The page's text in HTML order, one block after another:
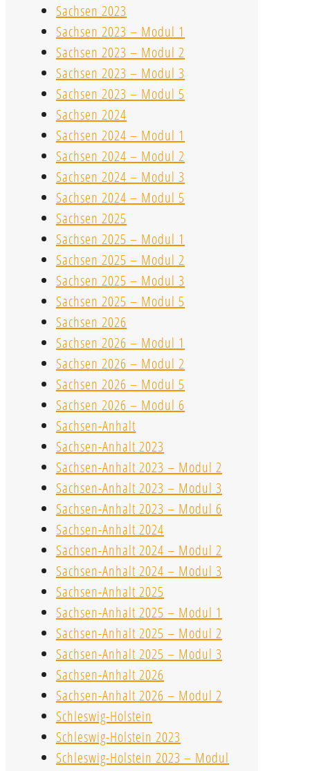
Sachsen 2023
Sachsen 2023 – Modul 1
Sachsen 2023 – Modul 2
Sachsen 2023 – Modul 3
Sachsen 2023 – Modul 5
Sachsen 2024
Sachsen 2024 – Modul 1
Sachsen 2024 – Modul 2
Sachsen 2024 – Modul 3
Sachsen 2024 – Modul 5
Sachsen 2025
Sachsen 2025 – Modul 1
Sachsen 2025 – Modul 2
Sachsen 2025 – Modul 3
Sachsen 2025 – Modul 5
Sachsen 2026
Sachsen 2026 – Modul 1
Sachsen 2026 – Modul 2
Sachsen 2026 – Modul 5
Sachsen 2026 – Modul 6
Sachsen-Anhalt
Sachsen-Anhalt 2023
Sachsen-Anhalt 2023 – Modul 2
Sachsen-Anhalt 2023 – Modul 3
Sachsen-Anhalt 2023 – Modul 6
Sachsen-Anhalt 2024
Sachsen-Anhalt 2024 – Modul 2
Sachsen-Anhalt 2024 – Modul 3
Sachsen-Anhalt 2025
Sachsen-Anhalt 2025 – Modul 1
Sachsen-Anhalt 2025 – Modul 2
Sachsen-Anhalt 2025 – Modul 3
Sachsen-Anhalt 2026
Sachsen-Anhalt 2026 – Modul 2
Schleswig-Holstein
Schleswig-Holstein 2023
Schleswig-Holstein 2023 – Modul